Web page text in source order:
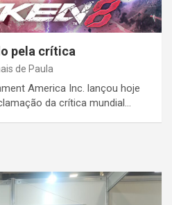
pela crítica
de Paula
America Inc. lançou hoje
da crítica mundial…